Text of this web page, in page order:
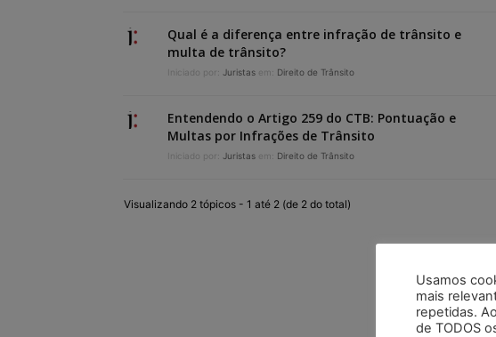
Qual é a diferença entre infração de trânsito e
multa de trânsito?
Iniciado por: Juristas em: Direito de Trânsito
Entendendo o Artigo 259 do CTB: Pontuação e
Multas por Infrações de Trânsito
Iniciado por: Juristas em: Direito de Trânsito
Visualizando 2 tópicos - 1 até 2 (de 2 do total)
Usamos
mais
repetidas.
de TODOS